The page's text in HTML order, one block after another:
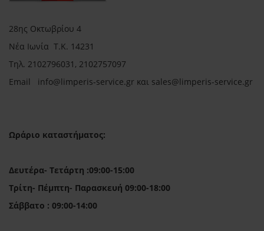
28ης Οκτωβρίου 4
Νέα Ιωνία Τ.Κ. 14231
Τηλ. 2102796031, 2102757097
Email info@limperis-service.gr και sales@limperis-service.gr
Ωράριο καταστήματος:
Δευτέρα- Τετάρτη :09:00-15:00
Τρίτη- Πέμπτη- Παρασκευή 09:00-18:00
Σάββατο : 09:00-14:00